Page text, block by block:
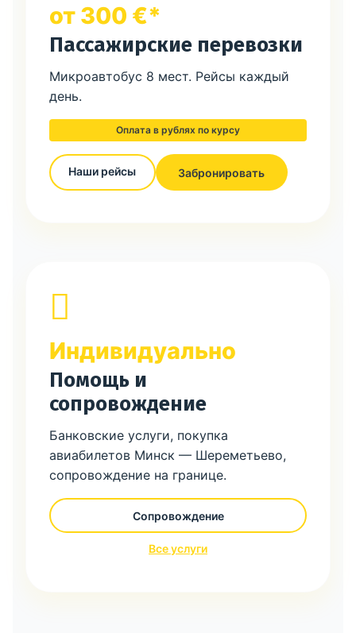
от 300 €*
Пассажирские перевозки
Микроавтобус 8 мест. Рейсы каждый
день.
Оплата в рублях по курсу
Наши рейсы Забронировать
Индивидуально
Помощь и
сопровождение
Банковские услуги, покупка
авиабилетов Минск — Шереметьево,
сопровождение на границе.
Сопровождение
Все услуги